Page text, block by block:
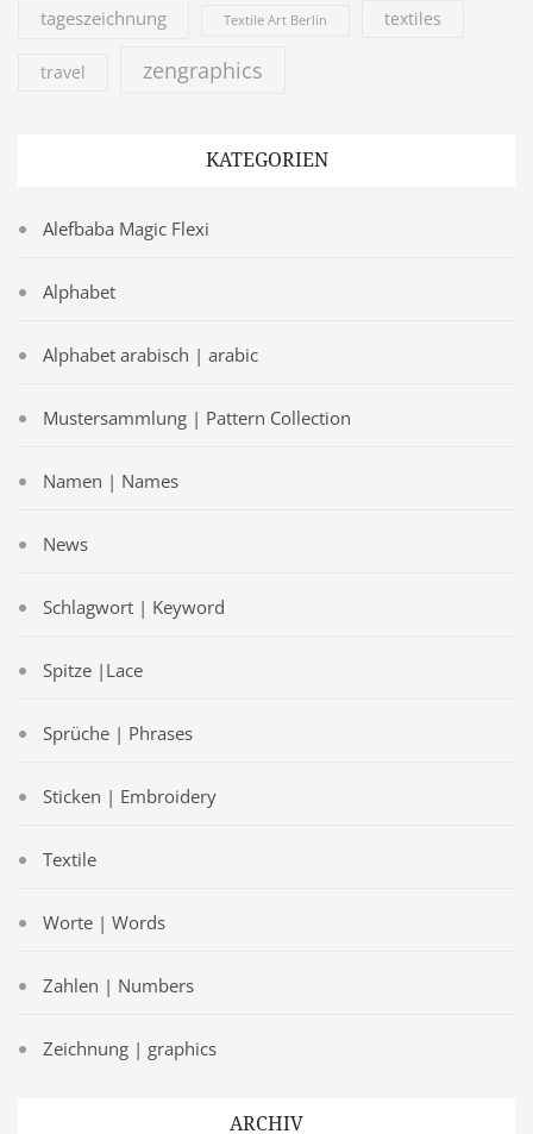
tageszeichnung Textile Art Berlin textiles
travel zengraphics
KATEGORIEN
Alefbaba Magic Flexi
Alphabet
Alphabet arabisch | arabic
Mustersammlung | Pattern Collection
Namen | Names
News
Schlagwort | Keyword
Spitze |Lace
Sprüche | Phrases
Sticken | Embroidery
Textile
Worte | Words
Zahlen | Numbers
Zeichnung | graphics
ARCHIV